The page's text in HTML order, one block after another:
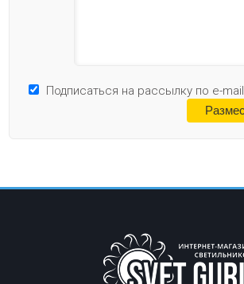
Подписаться на рассылку по e-mail